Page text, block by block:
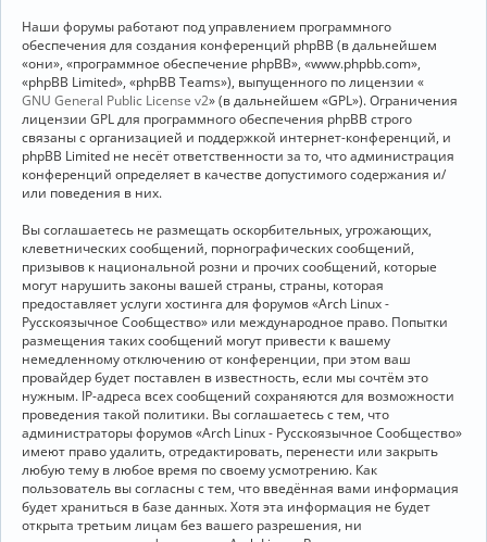
Наши форумы работают под управлением программного
обеспечения для создания конференций phpBB (в дальнейшем
«они», «программное обеспечение phpBB», «www.phpbb.com»,
«phpBB Limited», «phpBB Teams»), выпущенного по лицензии «
GNU General Public License v2» (в дальнейшем «GPL»). Ограничения
лицензии GPL для программного обеспечения phpBB строго
связаны с организацией и поддержкой интернет-конференций, и
phpBB Limited не несёт ответственности за то, что администрация
конференций определяет в качестве допустимого содержания и/
или поведения в них.
Вы соглашаетесь не размещать оскорбительных, угрожающих,
клеветнических сообщений, порнографических сообщений,
призывов к национальной розни и прочих сообщений, которые
могут нарушить законы вашей страны, страны, которая
предоставляет услуги хостинга для форумов «Arch Linux -
Русскоязычное Сообщество» или международное право. Попытки
размещения таких сообщений могут привести к вашему
немедленному отключению от конференции, при этом ваш
провайдер будет поставлен в известность, если мы сочтём это
нужным. IP-адреса всех сообщений сохраняются для возможности
проведения такой политики. Вы соглашаетесь с тем, что
администраторы форумов «Arch Linux - Русскоязычное Сообщество»
имеют право удалить, отредактировать, перенести или закрыть
любую тему в любое время по своему усмотрению. Как
пользователь вы согласны с тем, что введённая вами информация
будет храниться в базе данных. Хотя эта информация не будет
открыта третьим лицам без вашего разрешения, ни